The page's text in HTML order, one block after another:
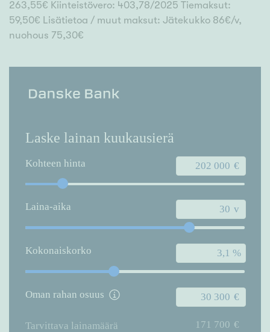
263,55€ Kiinteistövero: 403,78/2025 Tiemaksut:
59,50€ Lisätietoa / muut maksut: Jätekukko 86€/v,
nuohous 75,30€